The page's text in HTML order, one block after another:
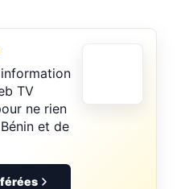
TV
ne rien
et de